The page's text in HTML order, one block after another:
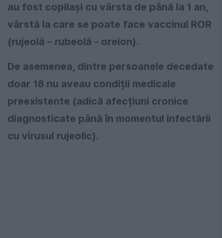
au fost copilași cu vârsta de până la 1 an,
vârstă la care se poate face vaccinul ROR
(rujeolă – rubeolă - oreion).
De asemenea, dintre persoanele decedate
doar 18 nu aveau condiții medicale
preexistente (adică afecțiuni cronice
diagnosticate până în momentul infectării
cu virusul rujeolic).